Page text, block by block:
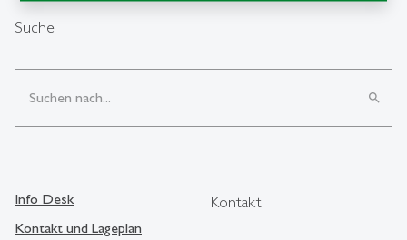
Suche
search
Info Desk
Kontakt und Lageplan
Kontakt